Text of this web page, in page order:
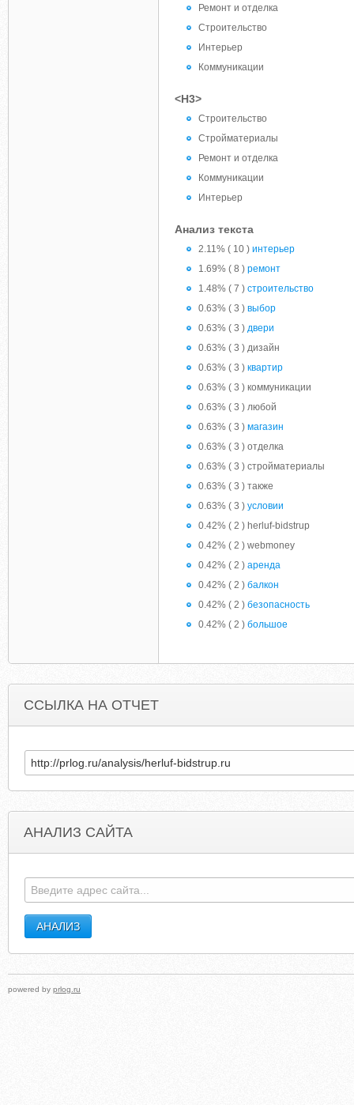
Ремонт и отделка
Строительство
Интерьер
Коммуникации
<H3>
Строительство
Стройматериалы
Ремонт и отделка
Коммуникации
Интерьер
Анализ текста
2.11% ( 10 ) интерьер
1.69% ( 8 ) ремонт
1.48% ( 7 ) строительство
0.63% ( 3 ) выбор
0.63% ( 3 ) двери
0.63% ( 3 ) дизайн
0.63% ( 3 ) квартир
0.63% ( 3 ) коммуникации
0.63% ( 3 ) любой
0.63% ( 3 ) магазин
0.63% ( 3 ) отделка
0.63% ( 3 ) стройматериалы
0.63% ( 3 ) также
0.63% ( 3 ) условии
0.42% ( 2 ) herluf-bidstrup
0.42% ( 2 ) webmoney
0.42% ( 2 ) аренда
0.42% ( 2 ) балкон
0.42% ( 2 ) безопасность
0.42% ( 2 ) большое
ССЫЛКА НА ОТЧЕТ
АНАЛИЗ САЙТА
powered by prlog.ru